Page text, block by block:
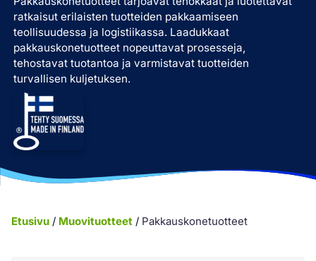
ratkaisut erilaisten tuotteiden pakkaamiseen
teollisuudessa ja logistiikassa. Laadukkaat
pakkauskonetuotteet nopeuttavat prosesseja,
tehostavat tuotantoa ja varmistavat tuotteiden
turvallisen kuljetuksen.
Etusivu / Muovituotteet / Pakkauskone­tuotteet